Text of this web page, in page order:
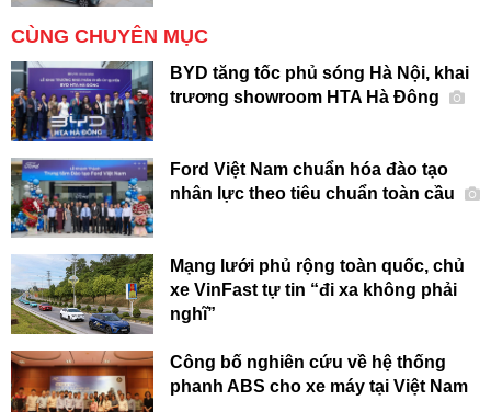
CÙNG CHUYÊN MỤC
BYD tăng tốc phủ sóng Hà Nội, khai
trương showroom HTA Hà Đông
Ford Việt Nam chuẩn hóa đào tạo
nhân lực theo tiêu chuẩn toàn cầu
Mạng lưới phủ rộng toàn quốc, chủ
xe VinFast tự tin “đi xa không phải
nghĩ”
Công bố nghiên cứu về hệ thống
phanh ABS cho xe máy tại Việt Nam